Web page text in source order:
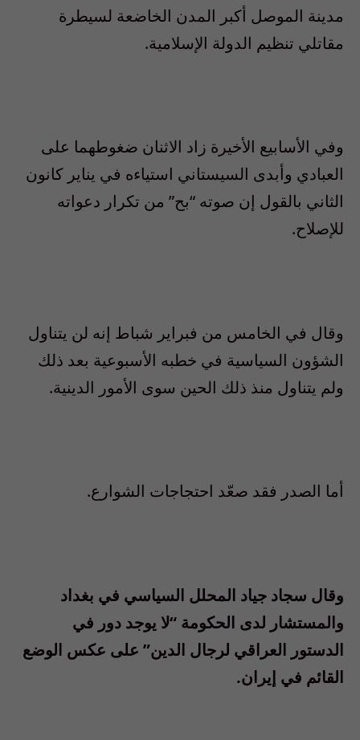
مدينة الموصل أكبر المدن الخاضعة لسيطرة
مقاتلي تنظيم الدولة الإسلامية.
وفي الأسابيع الأخيرة زاد الاثنان ضغوطهما على
العبادي وأبدى السيستاني استياءه في يناير كانون
الثاني بالقول إن صوته “بح” من تكرار دعواته
للإصلاح.
وقال في الخامس من فبراير شباط إنه لن يتناول
الشؤون السياسية في خطبه الأسبوعية بعد ذلك
ولم يتناول منذ ذلك الحين سوى الأمور الدينية.
أما الصدر فقد صعّد احتجاجات الشوارع.
وقال سجاد جياد المحلل السياسي في بغداد
والمستشار لدى الحكومة “لا يوجد دور في
الدستور العراقي لرجال الدين” على عكس الوضع
القائم في إيران.